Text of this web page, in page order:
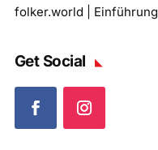
folker.world | Einführung
Get Social